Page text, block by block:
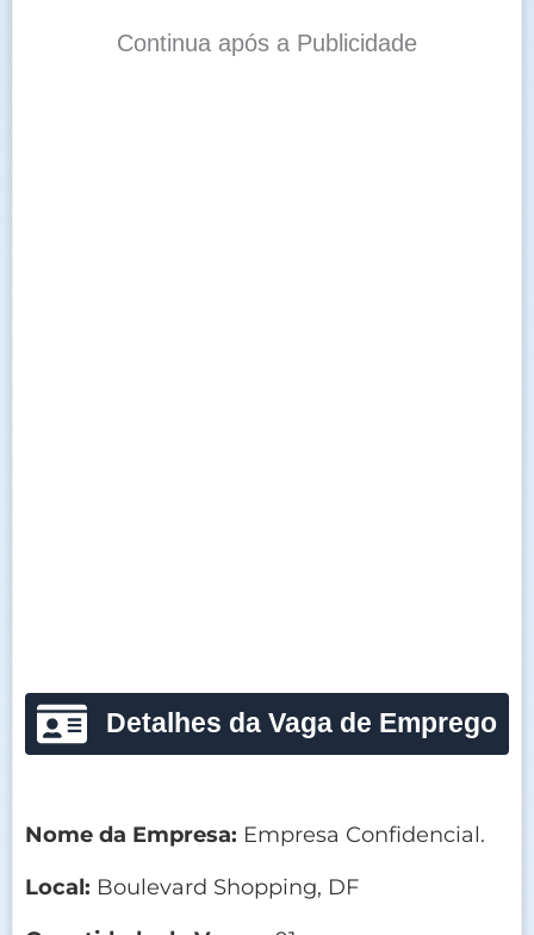
Continua após a Publicidade
Detalhes da Vaga de Emprego
Nome da Empresa: Empresa Confidencial.
Local: Boulevard Shopping, DF